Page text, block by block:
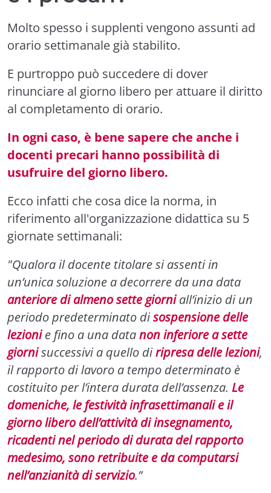
Molto spesso i supplenti vengono assunti ad
orario settimanale già stabilito.
E purtroppo può succedere di dover
rinunciare al giorno libero per attuare il diritto
al completamento di orario.
In ogni caso, è bene sapere che anche i
docenti precari hanno possibilità di
usufruire del giorno libero.
Ecco infatti che cosa dice la norma, in
riferimento all'organizzazione didattica su 5
giornate settimanali:
"Qualora il docente titolare si assenti in
un’unica soluzione a decorrere da una data
anteriore di almeno sette giorniall’inizio di un
periodo predeterminato disospensione delle
lezionie fino a una datanon inferiore a sette
giornisuccessivi a quello diripresa delle lezioni,
il rapporto di lavoro a tempo determinato è
costituito per l’intera durata dell’assenza. Le
domeniche, le festività infrasettimanali e il
giorno libero dell’attività di insegnamento,
ricadenti nel periodo di durata del rapporto
medesimo, sono retribuite e da computarsi
nell’anzianità di servizio.”